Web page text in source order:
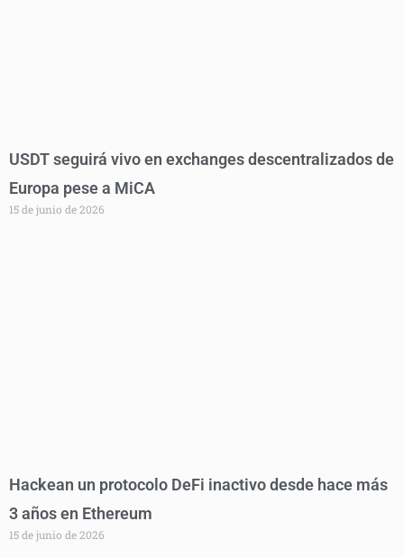
USDT seguirá vivo en exchanges descentralizados de
Europa pese a MiCA
15 de junio de 2026
Hackean un protocolo DeFi inactivo desde hace más
3 años en Ethereum
15 de junio de 2026